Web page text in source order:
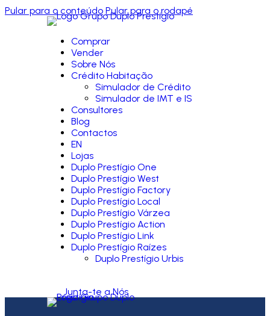
Pular para o conteúdo Pular para o rodapé
Comprar
Vender
Sobre Nós
Crédito Habitação
Simulador de Crédito
Simulador de IMT e IS
Consultores
Blog
Contactos
EN
Lojas
Duplo Prestígio One
Duplo Prestígio West
Duplo Prestígio Factory
Duplo Prestígio Local
Duplo Prestígio Várzea
Duplo Prestígio Action
Duplo Prestígio Link
Duplo Prestígio Raízes
Duplo Prestígio Urbis
Junta-te a Nós